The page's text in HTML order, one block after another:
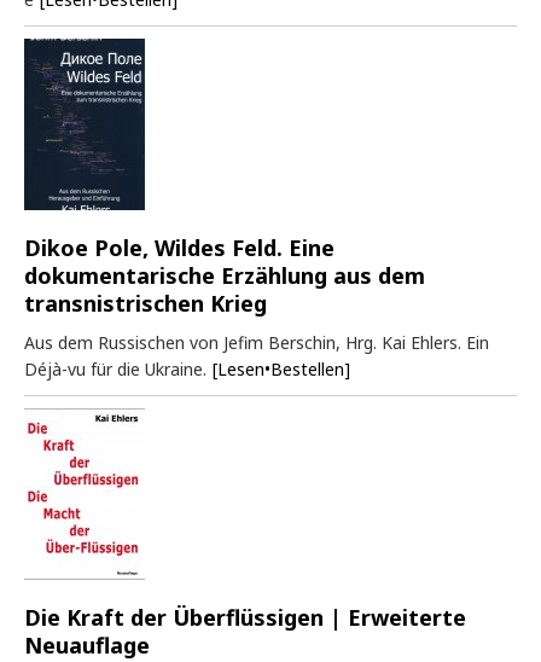
Dikoe Pole, Wildes Feld. Eine
dokumentarische Erzählung aus dem
transnistrischen Krieg
Aus dem Russischen von Jefim Berschin, Hrg. Kai Ehlers. Ein
Déjà-vu für die Ukraine. [Lesen•Bestellen]
Die Kraft der Überflüssigen | Erweiterte
Neuauflage